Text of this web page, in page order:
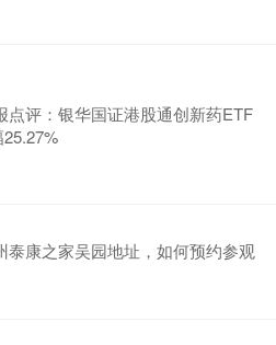
点评：银华国证港股通创新药ETF
泰康之家吴园地址，如何预约参观